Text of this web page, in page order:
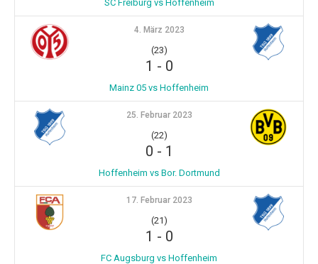
SC Freiburg vs Hoffenheim
4. März 2023
(23)
1 - 0
Mainz 05 vs Hoffenheim
25. Februar 2023
(22)
0 - 1
Hoffenheim vs Bor. Dortmund
17. Februar 2023
(21)
1 - 0
FC Augsburg vs Hoffenheim